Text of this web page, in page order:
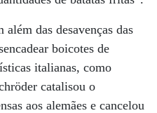
das desavenças das
boicotes de
italianas, como
catalisou o
aos alemães e cancelou